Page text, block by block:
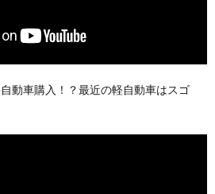
動車購入！？最近の軽自動車はスゴ